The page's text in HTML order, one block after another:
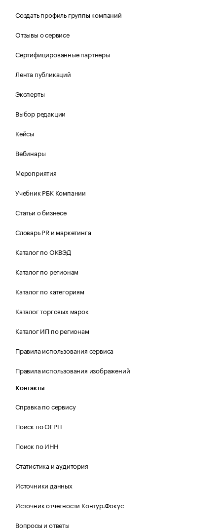
Создать профиль группы компаний
Отзывы о сервисе
Сертифицированные партнеры
Лента публикаций
Эксперты
Выбор редакции
Кейсы
Вебинары
Мероприятия
Учебник РБК Компании
Статьи о бизнесе
Словарь PR и маркетинга
Каталог по ОКВЭД
Каталог по регионам
Каталог по категориям
Каталог торговых марок
Каталог ИП по регионам
Правила использования сервиса
Правила использования изображений
Контакты
Справка по сервису
Поиск по ОГРН
Поиск по ИНН
Статистика и аудитория
Источники данных
Источник отчетности Контур.Фокус
Вопросы и ответы